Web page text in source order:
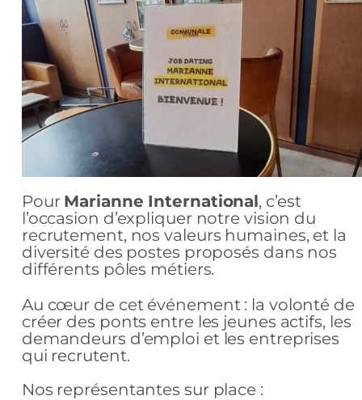
Pour Marianne International, c’est
l’occasion d’expliquer notre vision du
recrutement, nos valeurs humaines, et la
diversité des postes proposés dans nos
différents pôles métiers.
Au cœur de cet événement : la volonté de
créer des ponts entre les jeunes actifs, les
demandeurs d’emploi et les entreprises
qui recrutent.
Nos représentantes sur place :